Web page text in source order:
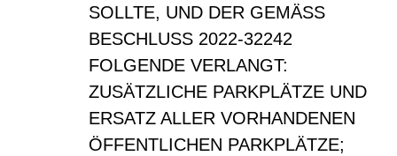
SOLLTE, UND DER GEMÄSS
BESCHLUSS 2022-32242
FOLGENDE VERLANGT:
ZUSÄTZLICHE PARKPLÄTZE UND
ERSATZ ALLER VORHANDENEN
ÖFFENTLICHEN PARKPLÄTZE;